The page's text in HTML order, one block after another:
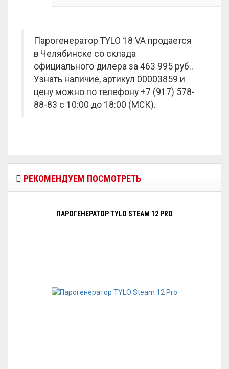
Парогенератор TYLO 18 VA продается
в Челябинске со склада
официального дилера за 463 995 руб..
Узнать наличие, артикул 00003859 и
цену можно по телефону +7 (917) 578-
88-83 с 10:00 до 18:00 (МСК).
РЕКОМЕНДУЕМ ПОСМОТРЕТЬ
ПАРОГЕНЕРАТОР TYLO STEAM 12 PRO